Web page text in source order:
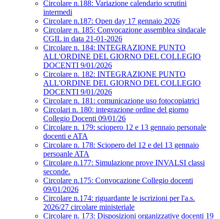
Circolare n.188: Variazione calendario scrutini
intermedi
Circolare n.187: Open day 17 gennaio 2026
Circolare n. 185: Convocazione assemblea sindacale
CGIL in data 21-01-2026
Circolare n. 184: INTEGRAZIONE PUNTO
ALL'ORDINE DEL GIORNO DEL COLLEGIO
DOCENTI 9/01/2026
Circolare n. 182: INTEGRAZIONE PUNTO
ALL'ORDINE DEL GIORNO DEL COLLEGIO
DOCENTI 9/01/2026
Circolare n. 181: comunicazione uso fotocopiatrici
Circolari n. 180: integrazione ordine del giorno
Collegio Docenti 09/01/26
Circolare n. 179: sciopero 12 e 13 gennaio personale
docenti e ATA
Circolare n. 178: Sciopero del 12 e del 13 gennaio
persoanle ATA
Circolare n.177: Simulazione prove INVALSI classi
seconde.
Circolare n.175: Convocazione Collegio docenti
09/01/2026
Circolare n.174: riguardante le iscrizioni per l'a.s.
2026/27 circolare ministeriale
Circolare n. 173: Disposizioni organizzative docenti 19